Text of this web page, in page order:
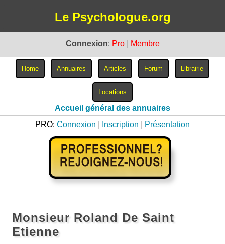
Le Psychologue.org
Connexion: Pro Membre
Accueil général des annuaires
PRO: Connexion Inscription Présentation
Monsieur Roland De Saint
Etienne